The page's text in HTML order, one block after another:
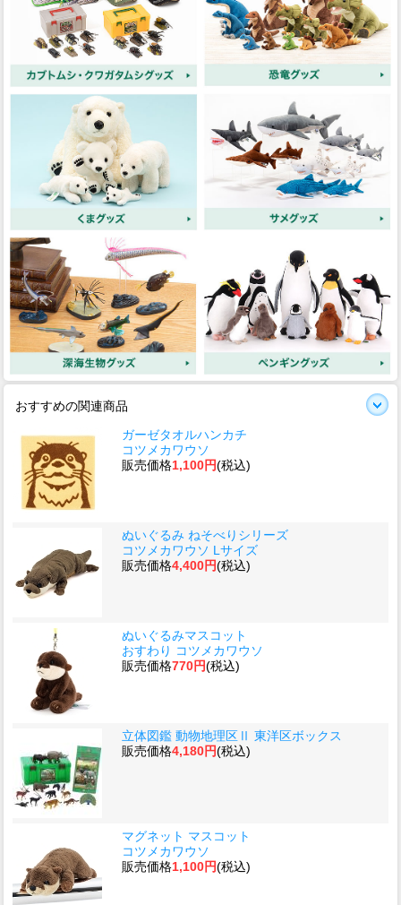
おすすめの関連商品
ガーゼタオルハンカチ
コツメカワウソ
販売価格1,100円(税込)
ぬいぐるみ ねそべりシリーズ
コツメカワウソ Lサイズ
販売価格4,400円(税込)
ぬいぐるみマスコット
おすわり コツメカワウソ
販売価格770円(税込)
立体図鑑 動物地理区Ⅱ 東洋区ボックス
販売価格4,180円(税込)
マグネット マスコット
コツメカワウソ
販売価格1,100円(税込)